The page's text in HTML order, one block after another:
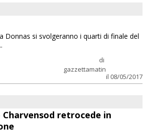
di
gazzettamatin
il 08/05/2017
Donnas si svolgeranno i quarti di finale del
Charvensod retrocede in